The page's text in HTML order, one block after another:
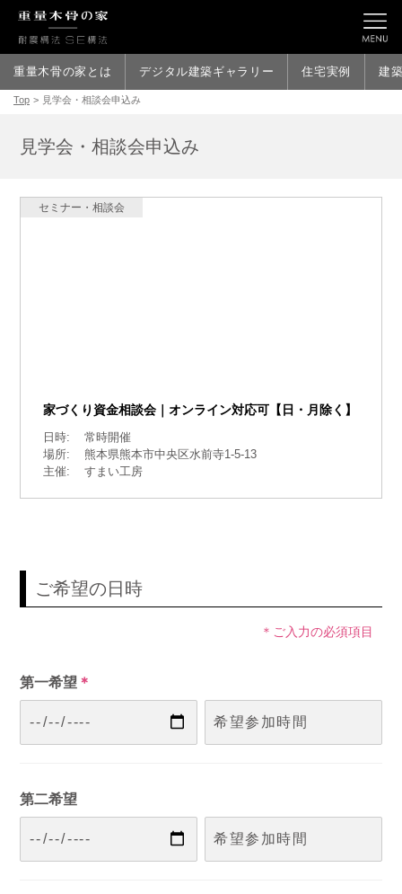
重量木骨の家とは デジタル建築ギャラリー 住宅実例 建
Top > 見学会・相談会申込み
見学会・相談会申込み
セミナー・相談会
家づくり資金相談会｜オンライン対応可【日・月除く】
日時:
常時開催
場所:
熊本県熊本市中央区水前寺1-5-13
主催:
すまい工房
ご希望の日時
＊ご入力の必須項目
第一希望 ＊
第二希望